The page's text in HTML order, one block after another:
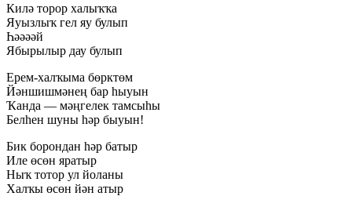
Килә торор халыҡҡа
Яуызлыҡ гел яу булып
Һәәәәй
Ябырылыр дау булып
Ерем-халҡыма бөрктөм
Йәншишмәнең бар һыуын
Ҡанда — мәңгелек тамсыһы
Белһен шуны hәр быуын!
Бик борондан hәp батыр
Иле өсөн яратыр
Ныҡ тотор ул йоланы
Халҡы өсөн йән атыр